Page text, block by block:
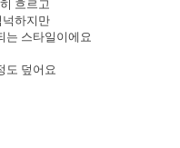
흐르고
넉하지만
는 스타일이에요
도 덮어요